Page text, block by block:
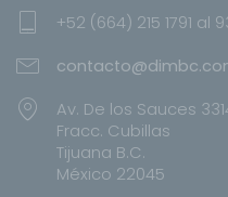
+52 (664) 215 1791 al
Av. De los Sauces
Fracc. Cubillas
Tijuana B.C.
México 22045